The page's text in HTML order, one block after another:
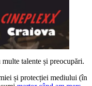
talente și preocupări.
și protecției mediului (în